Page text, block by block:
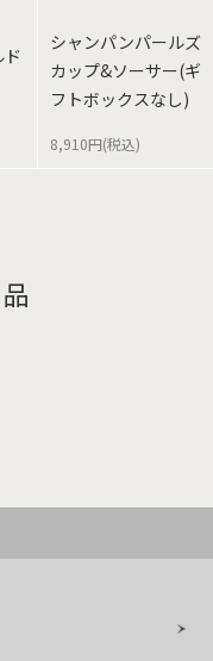
シャンパンパールズ
カップ&ソーサー(ギ
フトボックスなし)
8,910円(税込)